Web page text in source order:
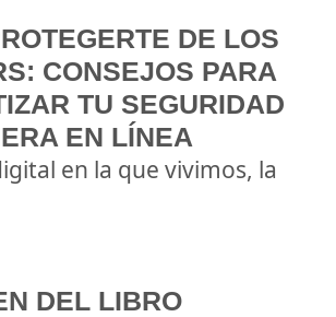
DE LOS
CONSEJOS PARA
TU SEGURIDAD
EN LÍNEA
en la que vivimos, la
DEL LIBRO